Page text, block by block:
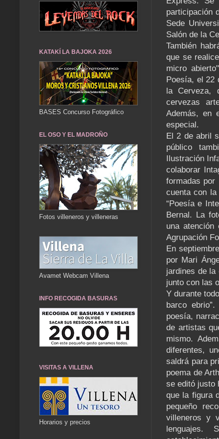
participación
Sede
Salón de la
También
que se
micro
Poesía, el 22
la Cerveza,
cervezas
Además, en
especial.
El 2 de abril
público
Ilustración
colaborar
formadas
cuenta con la
“Poesía e
Bernal. La
una atención
Agrupación
En
por Mari
jardines de la
junto con las
Y durante
barco
poesía,
de artistas
mismo.
diferentes,
saldrá para
poema de
se editó justo
que la figura
pequeño
villeneros y
lenguajes.
KATAKÍ LA BAJOKA 2026
BASES Concurso Fotográfico
EL OSO Y EL MADROÑO
Fotos villeneros y villeneras
Avamet Webcam Villena
INFO RECOGIDA BASURAS
VISITAS A VILLENA
Horarios y precios